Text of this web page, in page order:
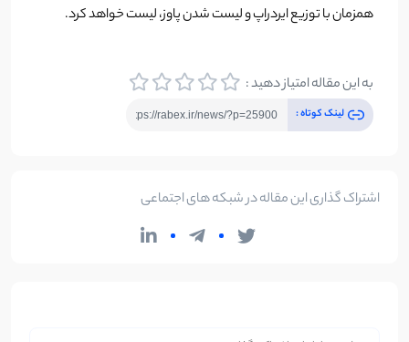
همزمان با توزیع ایردراپ و لیست شدن پاوز، لیست خواهد کرد.
به این مقاله امتیاز دهید :
لینک کوتاه :
اشتراک گذاری این مقاله در شبکه های اجتماعی